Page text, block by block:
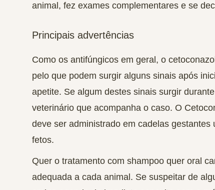
animal, fez exames complementares e se
Principais advertências
Como os antifúngicos em geral, o
pelo que podem surgir alguns sinais após
apetite. Se algum destes sinais surgir
veterinário que acompanha o caso. O
deve ser administrado em cadelas
fetos.
Quer o tratamento com shampoo quer oral
adequada a cada animal. Se suspeitar de